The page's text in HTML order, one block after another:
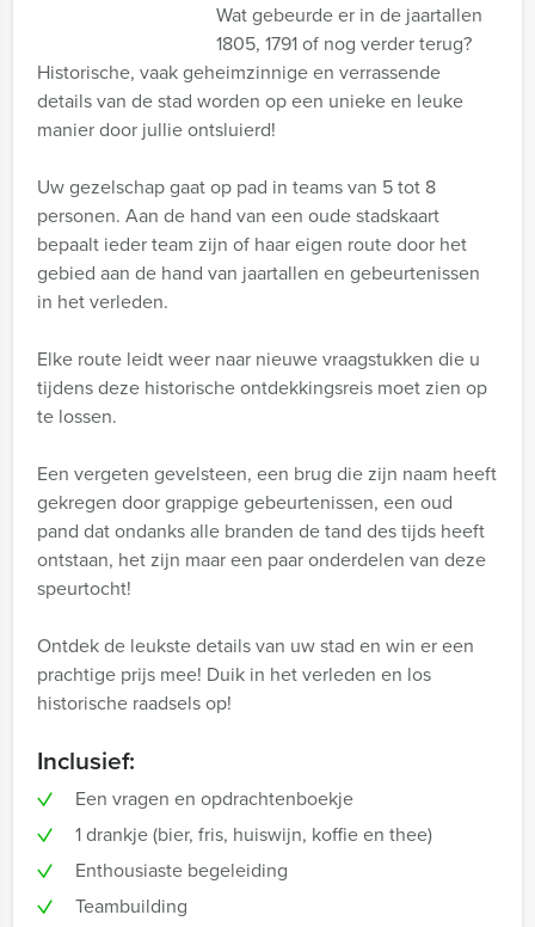
Wat gebeurde er in de jaartallen
1805, 1791 of nog verder terug?
Historische, vaak geheimzinnige en verrassende
details van de stad worden op een unieke en leuke
manier door jullie ontsluierd!
Uw gezelschap gaat op pad in teams van 5 tot 8
personen. Aan de hand van een oude stadskaart
bepaalt ieder team zijn of haar eigen route door het
gebied aan de hand van jaartallen en gebeurtenissen
in het verleden.
Elke route leidt weer naar nieuwe vraagstukken die u
tijdens deze historische ontdekkingsreis moet zien op
te lossen.
Een vergeten gevelsteen, een brug die zijn naam heeft
gekregen door grappige gebeurtenissen, een oud
pand dat ondanks alle branden de tand des tijds heeft
ontstaan, het zijn maar een paar onderdelen van deze
speurtocht!
Ontdek de leukste details van uw stad en win er een
prachtige prijs mee! Duik in het verleden en los
historische raadsels op!
Inclusief:
Een vragen en opdrachtenboekje
1 drankje (bier, fris, huiswijn, koffie en thee)
Enthousiaste begeleiding
Teambuilding